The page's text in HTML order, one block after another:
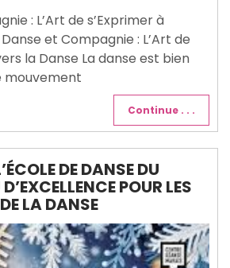
: L’Art de s’Exprimer à
et Compagnie : L’Art de
la Danse La danse est bien
mouvement
Continue . . .
DE DANSE DU
POUR LES
LA DANSE